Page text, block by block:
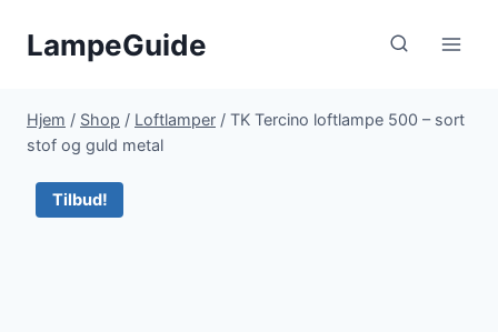
LampeGuide
Hjem / Shop / Loftlamper / TK Tercino loftlampe 500 – sort
stof og guld metal
Tilbud!